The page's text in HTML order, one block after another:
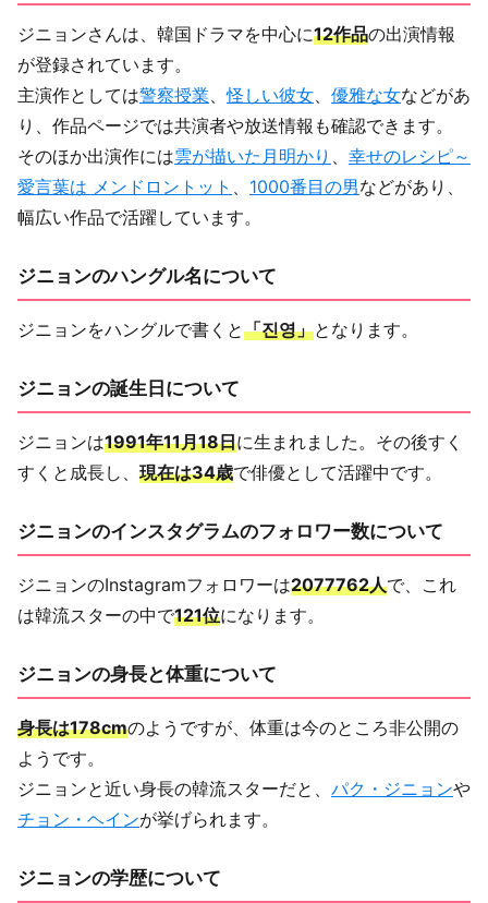
ジニョンさんは、韓国ドラマを中心に12作品の出演情報
が登録されています。
主演作としては警察授業、怪しい彼女、 優雅な女などがあ
り、作品ページでは共演者や放送情報も確認できます。
そのほか出演作には雲が描いた月明かり 、 幸せのレシピ～
愛言葉は メンドロントット 、 1000番目の男などがあり、
幅広い作品で活躍しています。
ジニョンのハングル名について
ジニョンをハングルで書くと「진영」となります。
ジニョンの誕生日について
ジニョンは1991年11月18日に生まれました。その後すく
すくと成長し、 現在は34歳で俳優として活躍中です。
ジニョンのインスタグラムのフォロワー数について
ジニョンのInstagramフォロワーは2077762人で、これ
は韓流スターの中で121位になります。
ジニョンの身長と体重について
身長は178cmのようですが、体重は今のところ非公開の
ようです。
ジニョンと近い身長の韓流スターだと、 パク・ジニョンや
チョン・ヘインが挙げられます。
ジニョンの学歴について